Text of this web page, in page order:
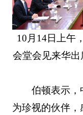
10月14日上午
会堂会见来华
伯顿表示，
为珍视的伙伴